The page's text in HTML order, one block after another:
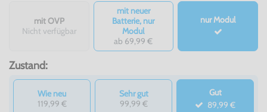
mit OVP
Nicht verfügbar
mit neuer
Batterie, nur
Modul
ab 69,99 €
nur Modul
Zustand:
Wie neu
119,99 €
Sehr gut
99,99 €
Gut
89,99 €